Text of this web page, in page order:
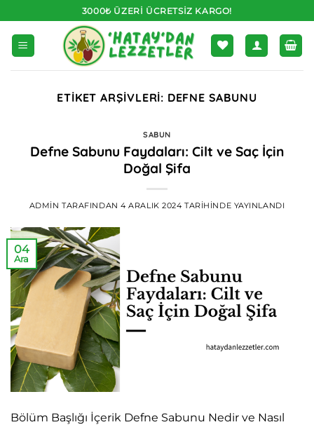
atla
3000₺ ÜZERI ÜCRETSIZ KARGO!
ETIKET ARŞIVLERI: DEFNE SABUNU
SABUN
Defne Sabunu Faydaları: Cilt ve Saç İçin
Doğal Şifa
ADMIN TARAFINDAN 4 ARALIK 2024 TARIHINDE YAYINLANDI
04
Ara
Bölüm Başlığı İçerik Defne Sabunu Nedir ve Nasıl